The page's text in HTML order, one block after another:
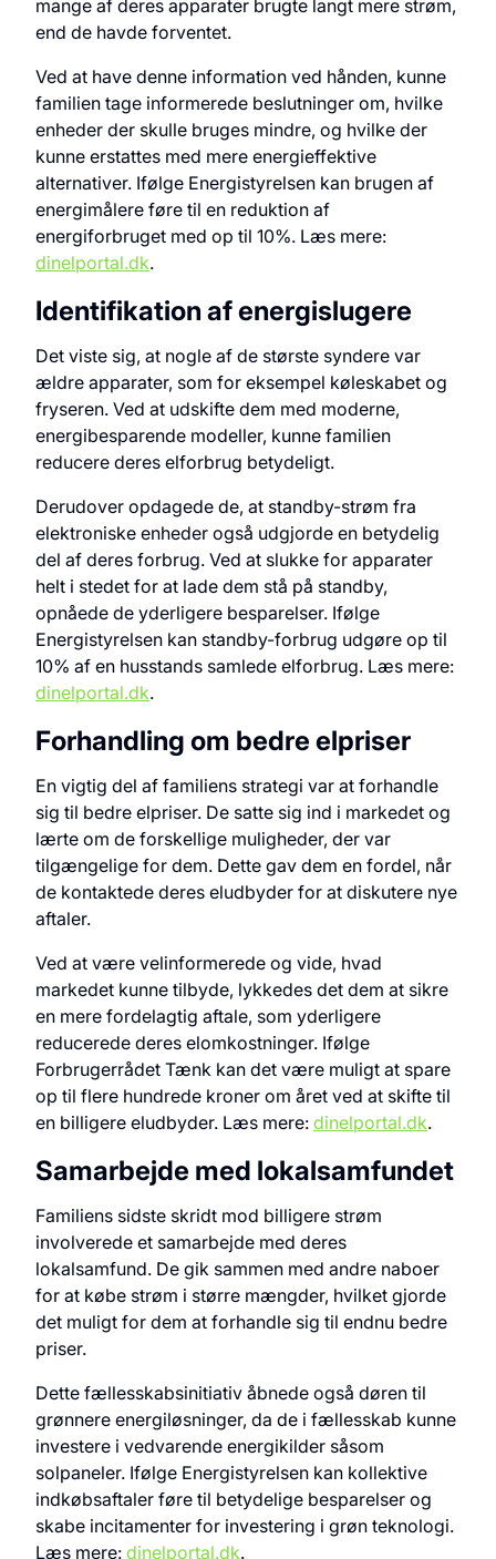
mange af deres apparater brugte langt mere strøm,
end de havde forventet.
Ved at have denne information ved hånden, kunne
familien tage informerede beslutninger om, hvilke
enheder der skulle bruges mindre, og hvilke der
kunne erstattes med mere energieffektive
alternativer. Ifølge Energistyrelsen kan brugen af
energimålere føre til en reduktion af
energiforbruget med op til 10%. Læs mere:
dinelportal.dk.
Identifikation af energislugere
Det viste sig, at nogle af de største syndere var
ældre apparater, som for eksempel køleskabet og
fryseren. Ved at udskifte dem med moderne,
energibesparende modeller, kunne familien
reducere deres elforbrug betydeligt.
Derudover opdagede de, at standby-strøm fra
elektroniske enheder også udgjorde en betydelig
del af deres forbrug. Ved at slukke for apparater
helt i stedet for at lade dem stå på standby,
opnåede de yderligere besparelser. Ifølge
Energistyrelsen kan standby-forbrug udgøre op til
10% af en husstands samlede elforbrug. Læs mere:
dinelportal.dk.
Forhandling om bedre elpriser
En vigtig del af familiens strategi var at forhandle
sig til bedre elpriser. De satte sig ind i markedet og
lærte om de forskellige muligheder, der var
tilgængelige for dem. Dette gav dem en fordel, når
de kontaktede deres eludbyder for at diskutere nye
aftaler.
Ved at være velinformerede og vide, hvad
markedet kunne tilbyde, lykkedes det dem at sikre
en mere fordelagtig aftale, som yderligere
reducerede deres elomkostninger. Ifølge
Forbrugerrådet Tænk kan det være muligt at spare
op til flere hundrede kroner om året ved at skifte til
en billigere eludbyder. Læs mere: dinelportal.dk.
Samarbejde med lokalsamfundet
Familiens sidste skridt mod billigere strøm
involverede et samarbejde med deres
lokalsamfund. De gik sammen med andre naboer
for at købe strøm i større mængder, hvilket gjorde
det muligt for dem at forhandle sig til endnu bedre
priser.
Dette fællesskabsinitiativ åbnede også døren til
grønnere energiløsninger, da de i fællesskab kunne
investere i vedvarende energikilder såsom
solpaneler. Ifølge Energistyrelsen kan kollektive
indkøbsaftaler føre til betydelige besparelser og
skabe incitamenter for investering i grøn teknologi.
Læs mere: dinelportal.dk.